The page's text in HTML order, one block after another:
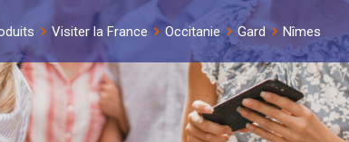
Visiter la France Occitanie Gard Nîmes